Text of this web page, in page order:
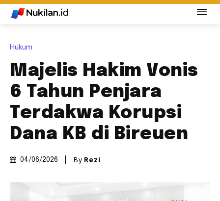
Hukum
Majelis Hakim Vonis
6 Tahun Penjara
Terdakwa Korupsi
Dana KB di Bireuen
04/06/2026 By Rezi